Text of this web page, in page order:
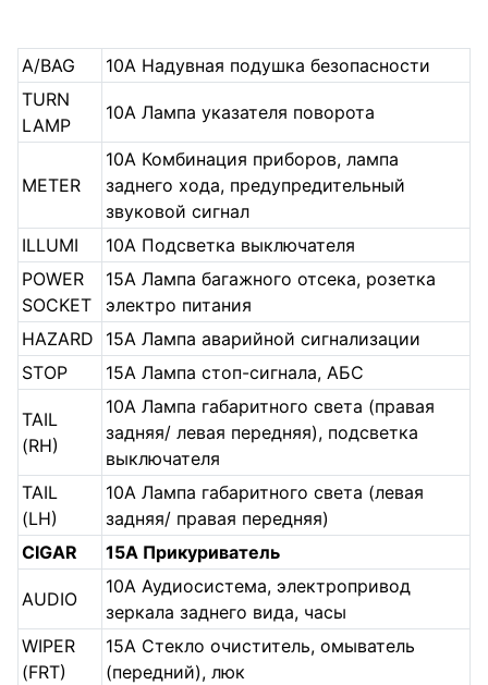
A/BAG
10A Надувная подушка безопасности
TURN
LAMP
10A Лампа указателя поворота
METER
10A Комбинация приборов, лампа
заднего хода, предупредительный
звуковой сигнал
ILLUMI
10A Подсветка выключателя
POWER
SOCKET
15A Лампа багажного отсека, розетка
электро питания
HAZARD
15A Лампа аварийной сигнализации
STOP
15A Лампа стоп-сигнала, АБС
TAIL
(RH)
10A Лампа габаритного света (правая
задняя/ левая передняя), подсветка
выключателя
TAIL
(LH)
10A Лампа габаритного света (левая
задняя/ правая передняя)
CIGAR
15A Прикуриватель
AUDIO
10A Аудиосистема, электропривод
зеркала заднего вида, часы
WIPER
(FRT)
15А Стекло очиститель, омыватель
(передний), люк